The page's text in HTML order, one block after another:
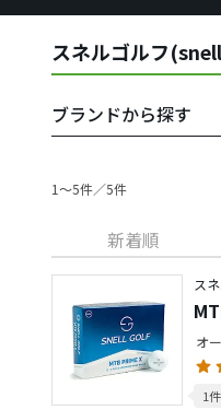
スネルゴルフ
ブランドから探す
1〜5件／5件
新着順
ス
オ
1件